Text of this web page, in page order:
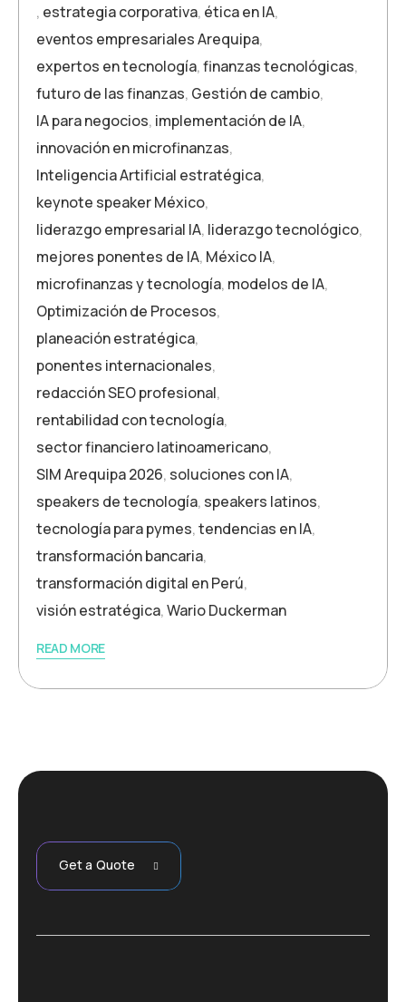
, estrategia corporativa, ética en IA,
eventos empresariales Arequipa,
expertos en tecnología,finanzas tecnológicas,
futuro de las finanzas, Gestión de cambio,
IA para negocios, implementación de IA,
innovación en microfinanzas,
Inteligencia Artificial estratégica,
keynote speaker México,
liderazgo empresarial IA, liderazgo tecnológico,
mejores ponentes de IA, México IA,
microfinanzas y tecnología, modelos de IA,
Optimización de Procesos,
planeación estratégica,
ponentes internacionales,
redacción SEO profesional,
rentabilidad con tecnología,
sector financiero latinoamericano,
SIM Arequipa 2026, soluciones con IA,
speakers de tecnología, speakers latinos,
tecnología para pymes,tendencias en IA,
transformación bancaria,
transformación digital en Perú,
visión estratégica,Wario Duckerman
READ MORE
Get a Quote